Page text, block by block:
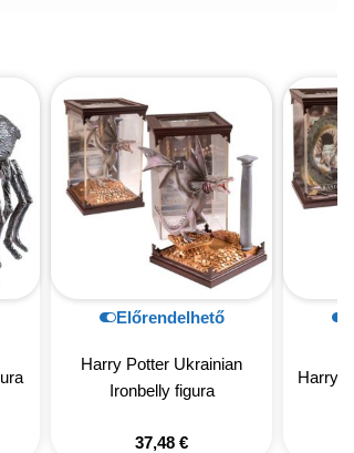
Előrendelhető
Harry Potter Ukrainian
Ironbelly figura
37,48 €
Harry